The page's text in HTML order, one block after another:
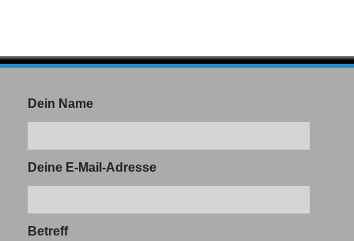
Dein Name
Deine E-Mail-Adresse
Betreff